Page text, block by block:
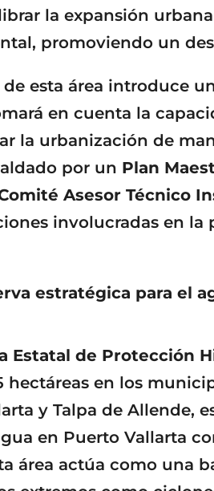
la expansión
promoviendo un
esta área introduce
en cuenta la
la urbanización de
por un Plan
Asesor Técnico
involucradas en
estratégica para el
Estatal de Protección
hectáreas en los
y Talpa de Allende,
en Puerto Vallarta
área actúa como una